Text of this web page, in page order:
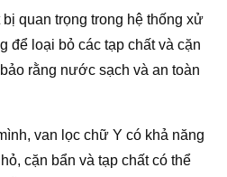
quan trọng trong hệ thống xử
để loại bỏ các tạp chất và cặn
rằng nước sạch và an toàn
van lọc chữ Y có khả năng
cặn bẩn và tạp chất có thể